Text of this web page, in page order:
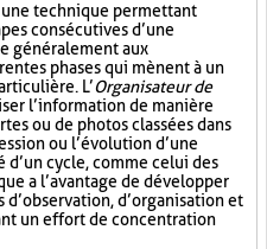
technique permettant
consécutives d’une
généralement aux
phases qui mènent à un
L’Organisateur de
l’information de manière
ou de photos classées dans
ou l’évolution d’une
cycle, comme celui des
a l’avantage de développer
d’organisation et
un effort de concentration